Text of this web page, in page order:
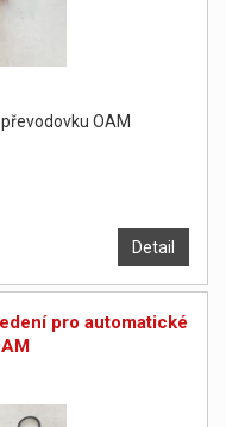
OAM
Detail
pro automatické